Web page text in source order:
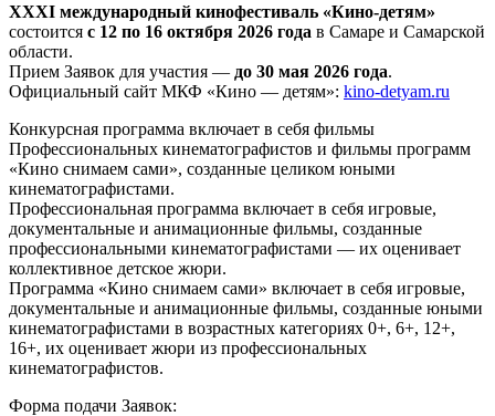
XXXI международный кинофестиваль «Кино-детям»
состоится с 12 по 16 октября 2026 года в Самаре и Самарской
области.
Прием Заявок для участия — до 30 мая 2026 года.
Официальный сайт МКФ «Кино — детям»: kino-detyam.ru
Конкурсная программа включает в себя фильмы
Профессиональных кинематографистов и фильмы программ
«Кино снимаем сами», созданные целиком юными
кинематографистами.
Профессиональная программа включает в себя игровые,
документальные и анимационные фильмы, созданные
профессиональными кинематографистами — их оценивает
коллективное детское жюри.
Программа «Кино снимаем сами» включает в себя игровые,
документальные и анимационные фильмы, созданные юными
кинематографистами в возрастных категориях 0+, 6+, 12+,
16+, их оценивает жюри из профессиональных
кинематографистов.
Форма подачи Заявок: